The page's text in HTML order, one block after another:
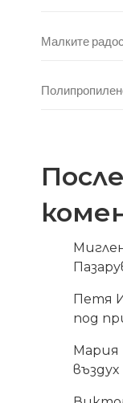
Малките
Петя
под
Мария
въздух